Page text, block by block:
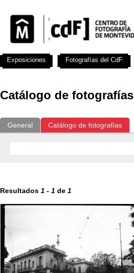
Catálogo de fotografías
General Catálogo de fotografías
Resultados 1 - 1 de 1
Exposiciones Fotografías del CdF